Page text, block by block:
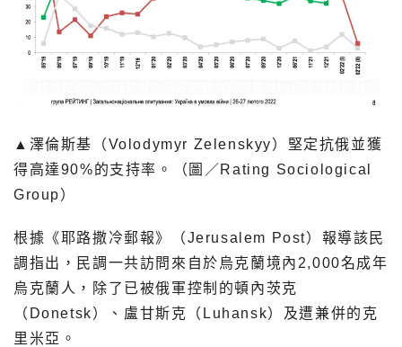
▲澤倫斯基（Volodymyr Zelenskyy）堅定抗俄並獲
得高達90%的支持率。（圖／Rating Sociological
Group）
根據《耶路撒冷郵報》（Jerusalem Post）報導該民
調指出，民調一共訪問來自於烏克蘭境內2,000名成年
烏克蘭人，除了已被俄軍控制的頓內茨克
（Donetsk）、盧甘斯克（Luhansk）及遭兼併的克
里米亞。